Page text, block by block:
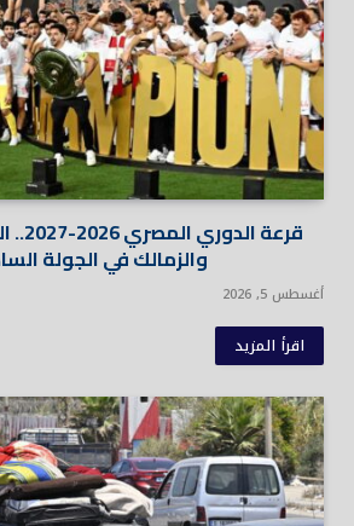
قرعة
والزمالك في الجولة
أغسطس 5, 2026
اقرأ المزيد